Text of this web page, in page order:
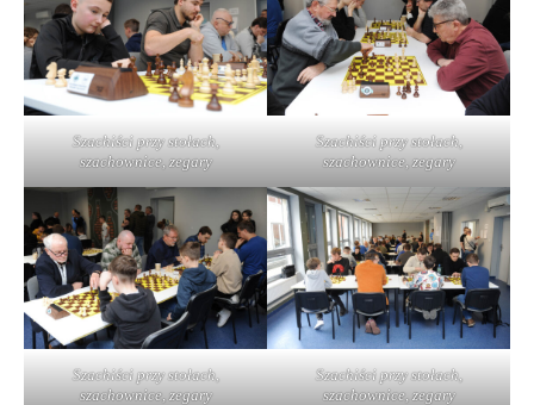
Szachiści przy stołach,
szachownice, zegary
Szachiści przy stołach,
szachownice, zegary
Szachiści przy stołach,
szachownice, zegary
Szachiści przy stołach,
szachownice, zegary